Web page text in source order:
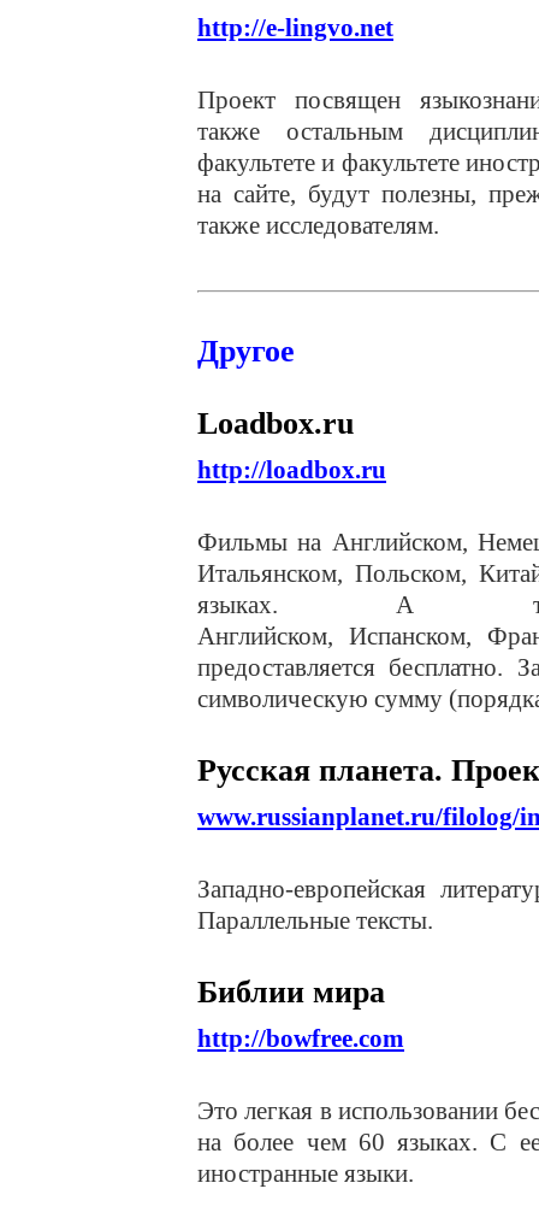
http://e-lingvo.net
Проект посвящен
также остальным
факультете и факультете
на сайте, будут полезны,
также исследователям.
Другое
Loadbox.ru
http://loadbox.ru
Фильмы на Английском,
Итальянском, Польском,
языках. А
Английском, Испанском,
предоставляется бесплатно.
символическую сумму
Русская планета.
www.russianplanet.ru/filolog/
Западно-европейская
Параллельные тексты.
Библии мира
http://bowfree.com
Это легкая в использовании
на более чем 60 языках. С
иностранные языки.